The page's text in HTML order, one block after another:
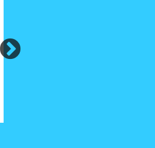
スパゲティ食堂 カサリ